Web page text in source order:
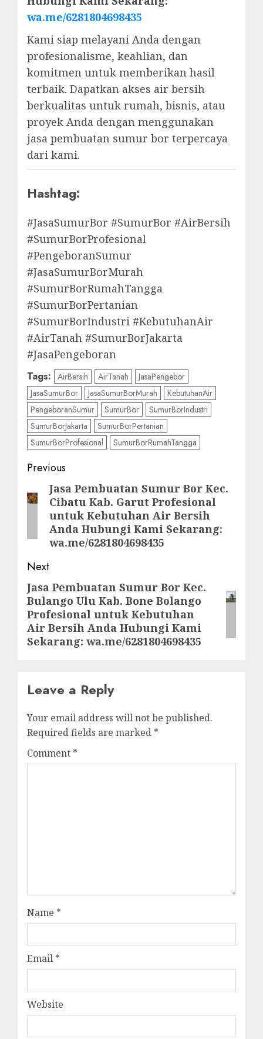
wa.me/6281804698435
Kami siap melayani Anda dengan
profesionalisme, keahlian, dan
komitmen untuk memberikan hasil
terbaik. Dapatkan akses air bersih
berkualitas untuk rumah, bisnis, atau
proyek Anda dengan menggunakan
jasa pembuatan sumur bor terpercaya
dari kami.
Hashtag:
#JasaSumurBor #SumurBor #AirBersih
#SumurBorProfesional
#PengeboranSumur
#JasaSumurBorMurah
#SumurBorRumahTangga
#SumurBorPertanian
#SumurBorIndustri #KebutuhanAir
#AirTanah #SumurBorJakarta
#JasaPengeboran
Tags: AirBersih AirTanah
JasaPengebor
JasaSumurBor
JasaSumurBorMurah
KebutuhanAir
PengeboranSumur
SumurBor
SumurBorIndustri
SumurBorJakarta
SumurBorPertanian
SumurBorProfesional
SumurBorRumahTangga
Post
navigation
Previous
Previous
post:
Jasa Pembuatan Sumur Bor Kec.
Cibatu Kab. Garut Profesional
untuk Kebutuhan Air Bersih
Anda Hubungi Kami Sekarang:
wa.me/6281804698435
Next
Next
post:
Jasa Pembuatan Sumur Bor Kec.
Bulango Ulu Kab. Bone Bolango
Profesional untuk Kebutuhan
Air Bersih Anda Hubungi Kami
Sekarang: wa.me/6281804698435
Leave a Reply
Your email address will not be published.
Required fields are marked *
Comment *
Name *
Email *
Website